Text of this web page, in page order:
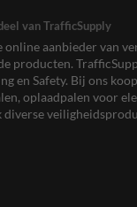
van TrafficSupply
aanbieder van
producten.
en Safety. Bij ons
oplaadpalen voor